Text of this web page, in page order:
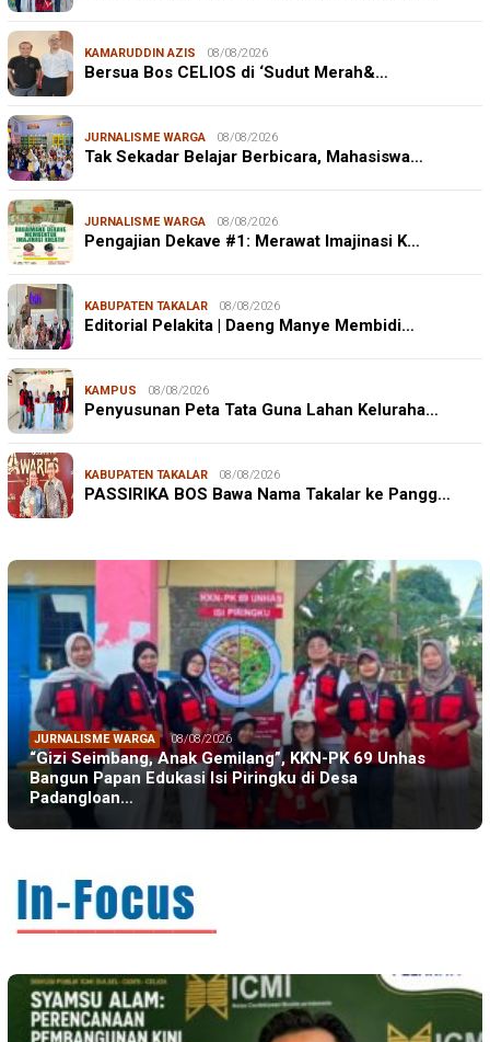
KAMARUDDIN AZIS 08/08/2026
Bersua Bos CELIOS di ‘Sudut Merah&…
JURNALISME WARGA 08/08/2026
Tak Sekadar Belajar Berbicara, Mahasiswa…
JURNALISME WARGA 08/08/2026
Pengajian Dekave #1: Merawat Imajinasi K…
KABUPATEN TAKALAR 08/08/2026
Editorial Pelakita | Daeng Manye Membidi…
KAMPUS 08/08/2026
Penyusunan Peta Tata Guna Lahan Keluraha…
KABUPATEN TAKALAR 08/08/2026
PASSIRIKA BOS Bawa Nama Takalar ke Pangg…
JURNALISME WARGA 08/08/2026
“Gizi Seimbang, Anak Gemilang”, KKN-PK 69 Unhas
Bangun Papan Edukasi Isi Piringku di Desa
Padangloan…